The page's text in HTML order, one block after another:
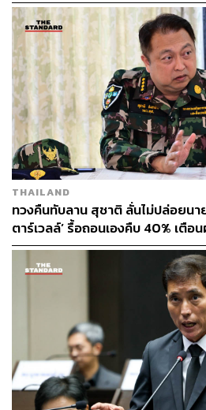
การรถไฟแห่งประเทศไทยขอยืนยัน
และเฝ้าระวังทุกช่วงของการก่อสร้า
ประชาชนเดินทางด้วยความมั่นใจ ทั้
ตรวจสอบตำแหน่งขบวนรถแบบเรีย
ttsview.railway.co.thหรือสอบถามข้
บริการลูกค้าสัมพันธ์ โทร. 1690 ตล
TAGS: สุรินทร์ อนันต์ โพธิ์นิ่มแดง
มาตรการความปลอดภัย
การรถไฟแห่งประเทศไทย
ข
กรุงเทพมหานคร
รถไฟ
THAILAND
ทวงคืนทับลาน สุชาติ ลั่นไม่ปล่อยนา
ตาร์เวลล์’ รื้อถอนเองคืบ 40% เตือ
ขาด